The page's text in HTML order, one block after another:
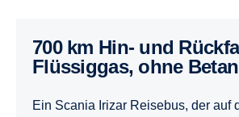
700 km Hin- und Rückfahrt mit
Flüssiggas, ohne
Ein Scania Irizar Reisebus, der auf